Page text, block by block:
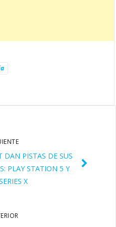
DAN PISTAS DE SUS
PLAY STATION 5 Y
X